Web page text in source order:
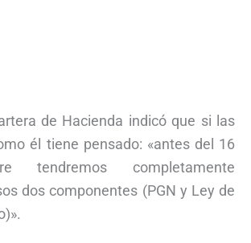
de Hacienda indicó que si las
él tiene pensado: «antes del 16
tendremos completamente
dos componentes (PGN y Ley de